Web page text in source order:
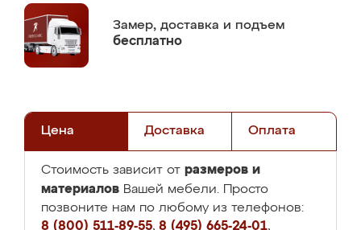
Замер, доставка и подъем
бесплатно
Цена Доставка Оплата
Стоимость зависит от размеров и
материалов Вашей мебели. Просто
позвоните нам по любому из телефонов:
8 (800) 511-89-55, 8 (495) 665-24-01,